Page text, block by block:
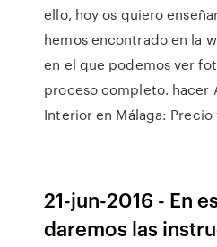
ello, hoy os quiero
hemos encontrado en la
en el que podemos ver
proceso completo. hacer
Interior en Málaga: Precio
21-jun-2016 - En
daremos las